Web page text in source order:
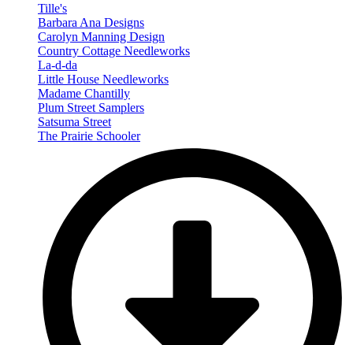
Tille's
Barbara Ana Designs
Carolyn Manning Design
Country Cottage Needleworks
La-d-da
Little House Needleworks
Madame Chantilly
Plum Street Samplers
Satsuma Street
The Prairie Schooler